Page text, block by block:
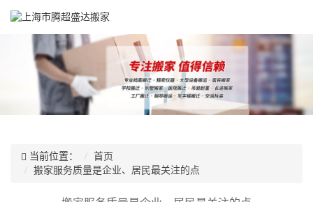
当前位置：
首页
搬家服务质量是企业、居民最关注的点